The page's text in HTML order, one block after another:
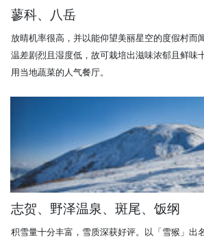
蓼科、八岳
放晴机率很高，并以能仰望美丽星空的度假村而
温差剧烈且湿度低，故可栽培出滋味浓郁且鲜味
用当地蔬菜的人气餐厅。
志贺、野泽温泉、斑尾、饭纲
积雪量十分丰富，雪质深获好评。以「雪猴」出